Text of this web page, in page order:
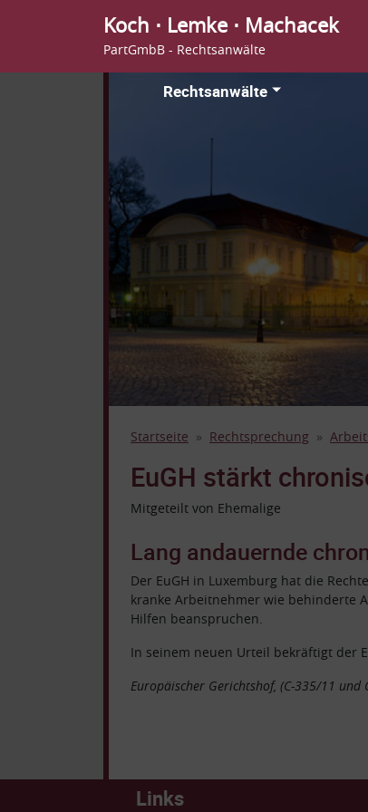
Koch ⋅ Lemke ⋅ Machacek
PartGmbB - Rechtsanwälte
Rechtsanwälte
Startseite Rechtsprechung
EuGH stärkt
Mitgeteilt von Ehemalige
Lang andauernde
Der EuGH in Luxemburg hat die
kranke Arbeitnehmer wie behinderte
Hilfen beanspruchen.
In seinem neuen Urteil bekräftigt der
Europäischer Gerichtshof, (C-335/11 und
Links